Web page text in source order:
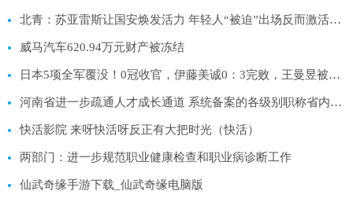
北青：苏亚雷斯让国安焕发活力 年轻人“被迫”出场反而激活全队
威马汽车620.94万元财产被冻结
日本5项全军覆没！0冠收官，伊藤美诚0：3完败，王曼昱被罚黄牌
河南省进一步疏通人才成长通道 系统备案的各级别职称省内互认
快活影院 来呀快活呀反正有大把时光（快活）
两部门：进一步规范职业健康检查和职业病诊断工作
仙武奇缘手游下载_仙武奇缘电脑版